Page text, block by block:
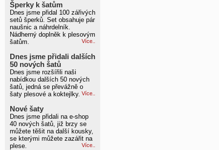
Šperky k šatům
Dnes jsme přidal 100 zářivých
setů šperků. Set obsahuje pár
naušnic a náhrdelník.
Nádherný doplněk k plesovým
šatům.
Více..
Dnes jsme přidali dalších
50 nových šatů
Dnes jsme rozšířili naši
nabídkou dalších 50 nových
šatů, jedná se převážně o
šaty plesové a koktejlky. Více..
Nové šaty
Dnes jsme přidali na e-shop
40 nových šatů, již brzy se
můžete těšit na další kousky,
se kterými můžete zazářit na
plese.
Více..